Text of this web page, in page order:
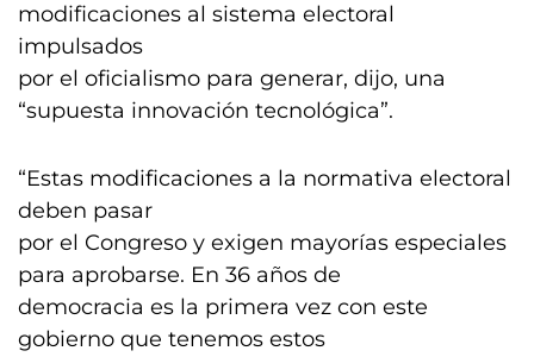
modificaciones al sistema electoral
impulsados
por el oficialismo para generar, dijo, una
“supuesta innovación tecnológica”.
“Estas modificaciones a la normativa electoral
deben pasar
por el Congreso y exigen mayorías especiales
para aprobarse. En 36 años de
democracia es la primera vez con este
gobierno que tenemos estos